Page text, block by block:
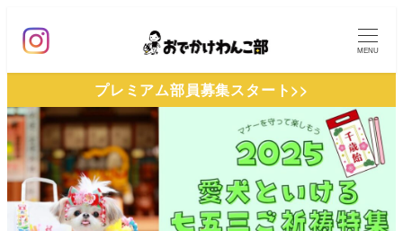
ン
ン
テ
ン
ツ
へ
MENU
プレミアム部員募集スタート>>